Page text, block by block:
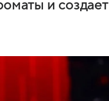
и создает